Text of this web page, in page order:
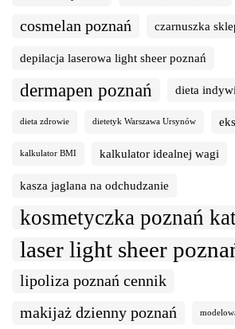
cosmelan poznań czarnuszka
depilacja laserowa light sheer poznań
dermapen poznań dieta
dieta zdrowie dietetyk Warszawa Ursynów
kalkulator BMI kalkulator idealnej wagi
kasza jaglana na odchudzanie
kosmetyczka poznań
laser light sheer
lipoliza poznań cennik
makijaż dzienny poznań